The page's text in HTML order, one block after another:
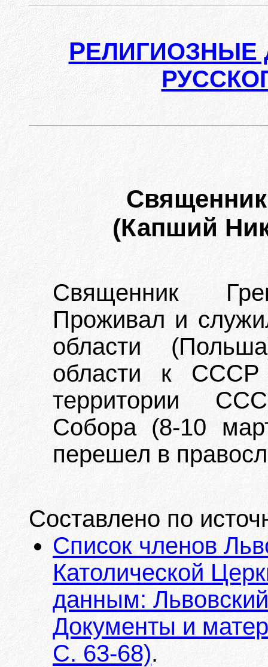
РЕЛИГИОЗНЫЕ
(Капший
Священник
Проживал и
области
области к
территории
Собора (8-10
перешел в
Составлено по
Список членов
Католической
данным:
Документы и
С. 63-68).